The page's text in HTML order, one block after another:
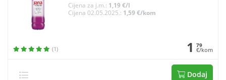
Cijena za j.m.: 1,19 €/l
Cijena 02.05.2025.: 1,59 €/kom
(1) 1 79
€/kom
Dodaj